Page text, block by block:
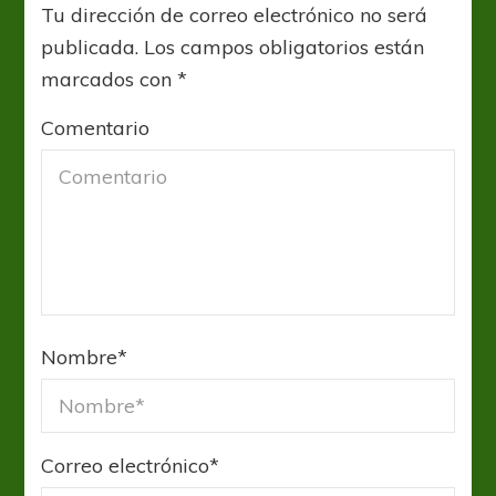
Tu dirección de correo electrónico no será
publicada. Los campos obligatorios están
marcados con*
Comentario
Nombre*
Correo electrónico*